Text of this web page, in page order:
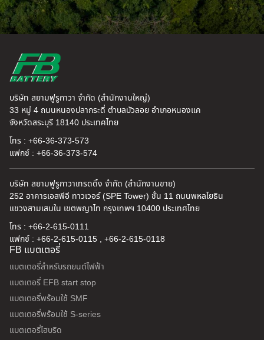
บริษัท สยามฟูรูกาวา จำกัด (สำนักงานใหญ่)
33 หมู่ 4 ถนนหนองปลากระดี่ ตำบลบัวลอย อำเภอหนองแค
จังหวัดสระบุรี 18140 ประเทศไทย
โทร : +66-36-373-573
แฟกซ์ : +66-36-373-574
บริษัท สยามฟูรูกาวาเทรดดิ้ง จำกัด (สำนักงานขาย)
252 อาคารเอสพีอี ทาวเวอร์ (SPE Tower) ชั้น 11 ถนนพหลโยธิน
แขวงสามเสนใน เขตพญาไท กรุงเทพฯ 10400 ประเทศไทย
โทร : +66-2-615-0111
แฟกซ์ : +66-2-615-0115 , +66-2-615-0118
FB แบตเตอรี่
แบตเตอรี่สำหรับรถยนต์ไฟฟ้า
แบตเตอรี่ EFB start stop
แบตเตอรี่พร้อมใช้ SMF
แบตเตอรี่พร้อมใช้ S-series
แบตเตอรี่ไฮบริด